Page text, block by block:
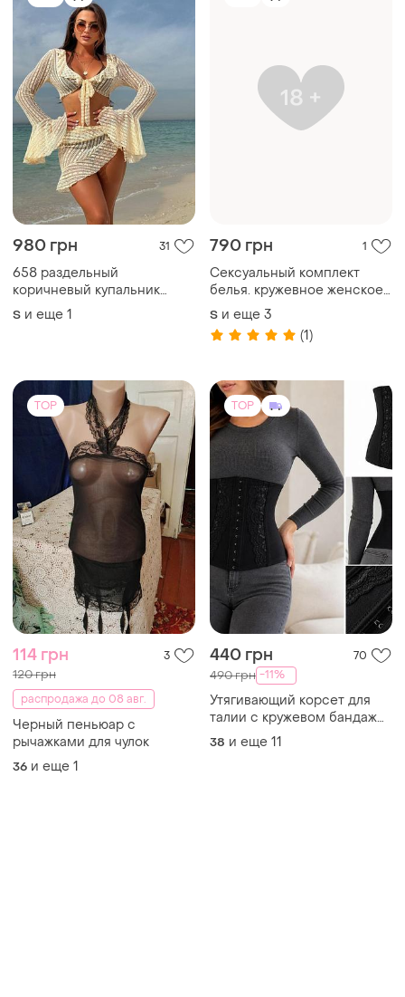
114 грн
120 грн
распродажа до 08 авг.
Черный пеньюар с
рычажками для чулок
36 и еще 1
-11%
Утягивающий корсет для
талии с кружевом бандаж
для живота 5112
Товары от Супер-продавцов